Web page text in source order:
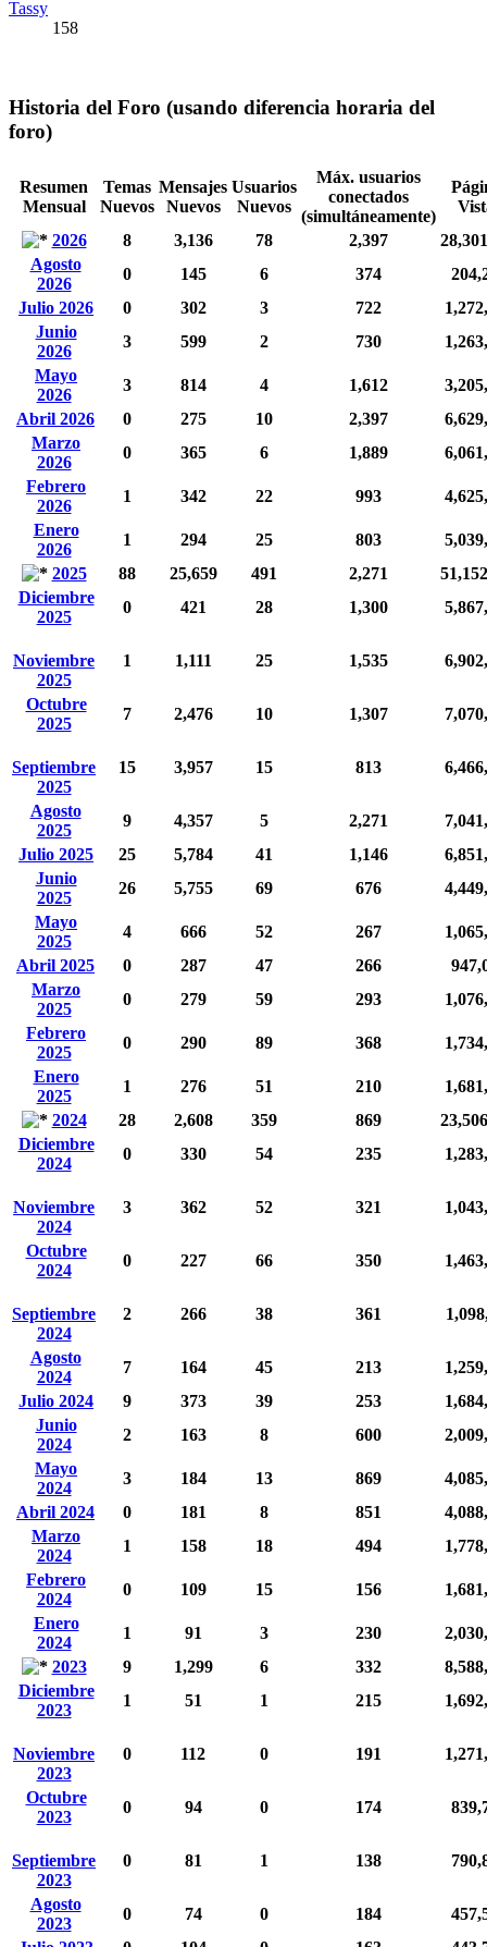
Tassy
158
Historia del Foro (usando diferencia horaria del
foro)
Resumen
Mensual
Temas
Nuevos
Mensajes
Nuevos
Usuarios
Nuevos
Máx. usuarios
conectados
(simultáneamente)
2026
8 3,136 78 2,397
Agosto
2026
0 145 6 374
Julio 2026
0 302 3 722
Junio
2026
3 599 2 730
Mayo
2026
3 814 4 1,612
Abril 2026
0 275 10 2,397
Marzo
2026
0 365 6 1,889
Febrero
2026
1 342 22 993
Enero
2026
1 294 25 803
2025
88 25,659 491 2,271
Diciembre
2025
0 421 28 1,300
Noviembre
2025
1 1,111 25 1,535
Octubre
2025
7 2,476 10 1,307
Septiembre
2025
15 3,957 15 813
Agosto
2025
9 4,357 5 2,271
Julio 2025
25 5,784 41 1,146
Junio
2025
26 5,755 69 676
Mayo
2025
4 666 52 267
Abril 2025
0 287 47 266
Marzo
2025
0 279 59 293
Febrero
2025
0 290 89 368
Enero
2025
1 276 51 210
2024
28 2,608 359 869
Diciembre
2024
0 330 54 235
Noviembre
2024
3 362 52 321
Octubre
2024
0 227 66 350
Septiembre
2024
2 266 38 361
Agosto
2024
7 164 45 213
Julio 2024
9 373 39 253
Junio
2024
2 163 8 600
Mayo
2024
3 184 13 869
Abril 2024
0 181 8 851
Marzo
2024
1 158 18 494
Febrero
2024
0 109 15 156
Enero
2024
1 91 3 230
2023
9 1,299 6 332
Diciembre
2023
1 51 1 215
Noviembre
2023
0 112 0 191
Octubre
2023
0 94 0 174
Septiembre
2023
0 81 1 138
Agosto
2023
0 74 0 184